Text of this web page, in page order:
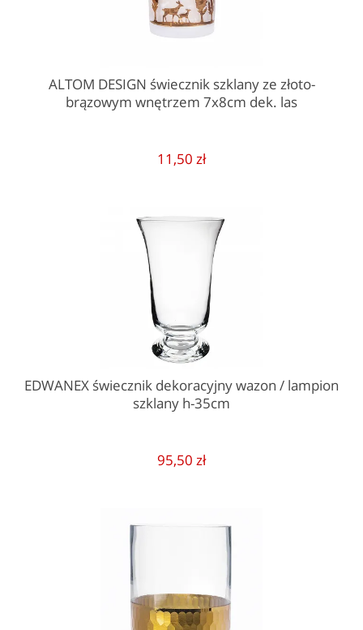
ALTOM DESIGN świecznik szklany ze złoto-
brązowym wnętrzem 7x8cm dek. las
11,50 zł
EDWANEX świecznik dekoracyjny wazon / lampion
szklany h-35cm
95,50 zł